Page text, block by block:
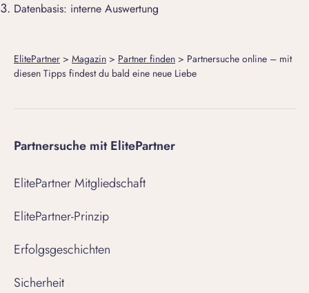
Datenbasis: interne Auswertung
ElitePartner > Magazin > Partner finden > Partnersuche online – mit
diesen Tipps findest du bald eine neue Liebe
Partnersuche mit ElitePartner
ElitePartner Mitgliedschaft
ElitePartner-Prinzip
Erfolgsgeschichten
Sicherheit